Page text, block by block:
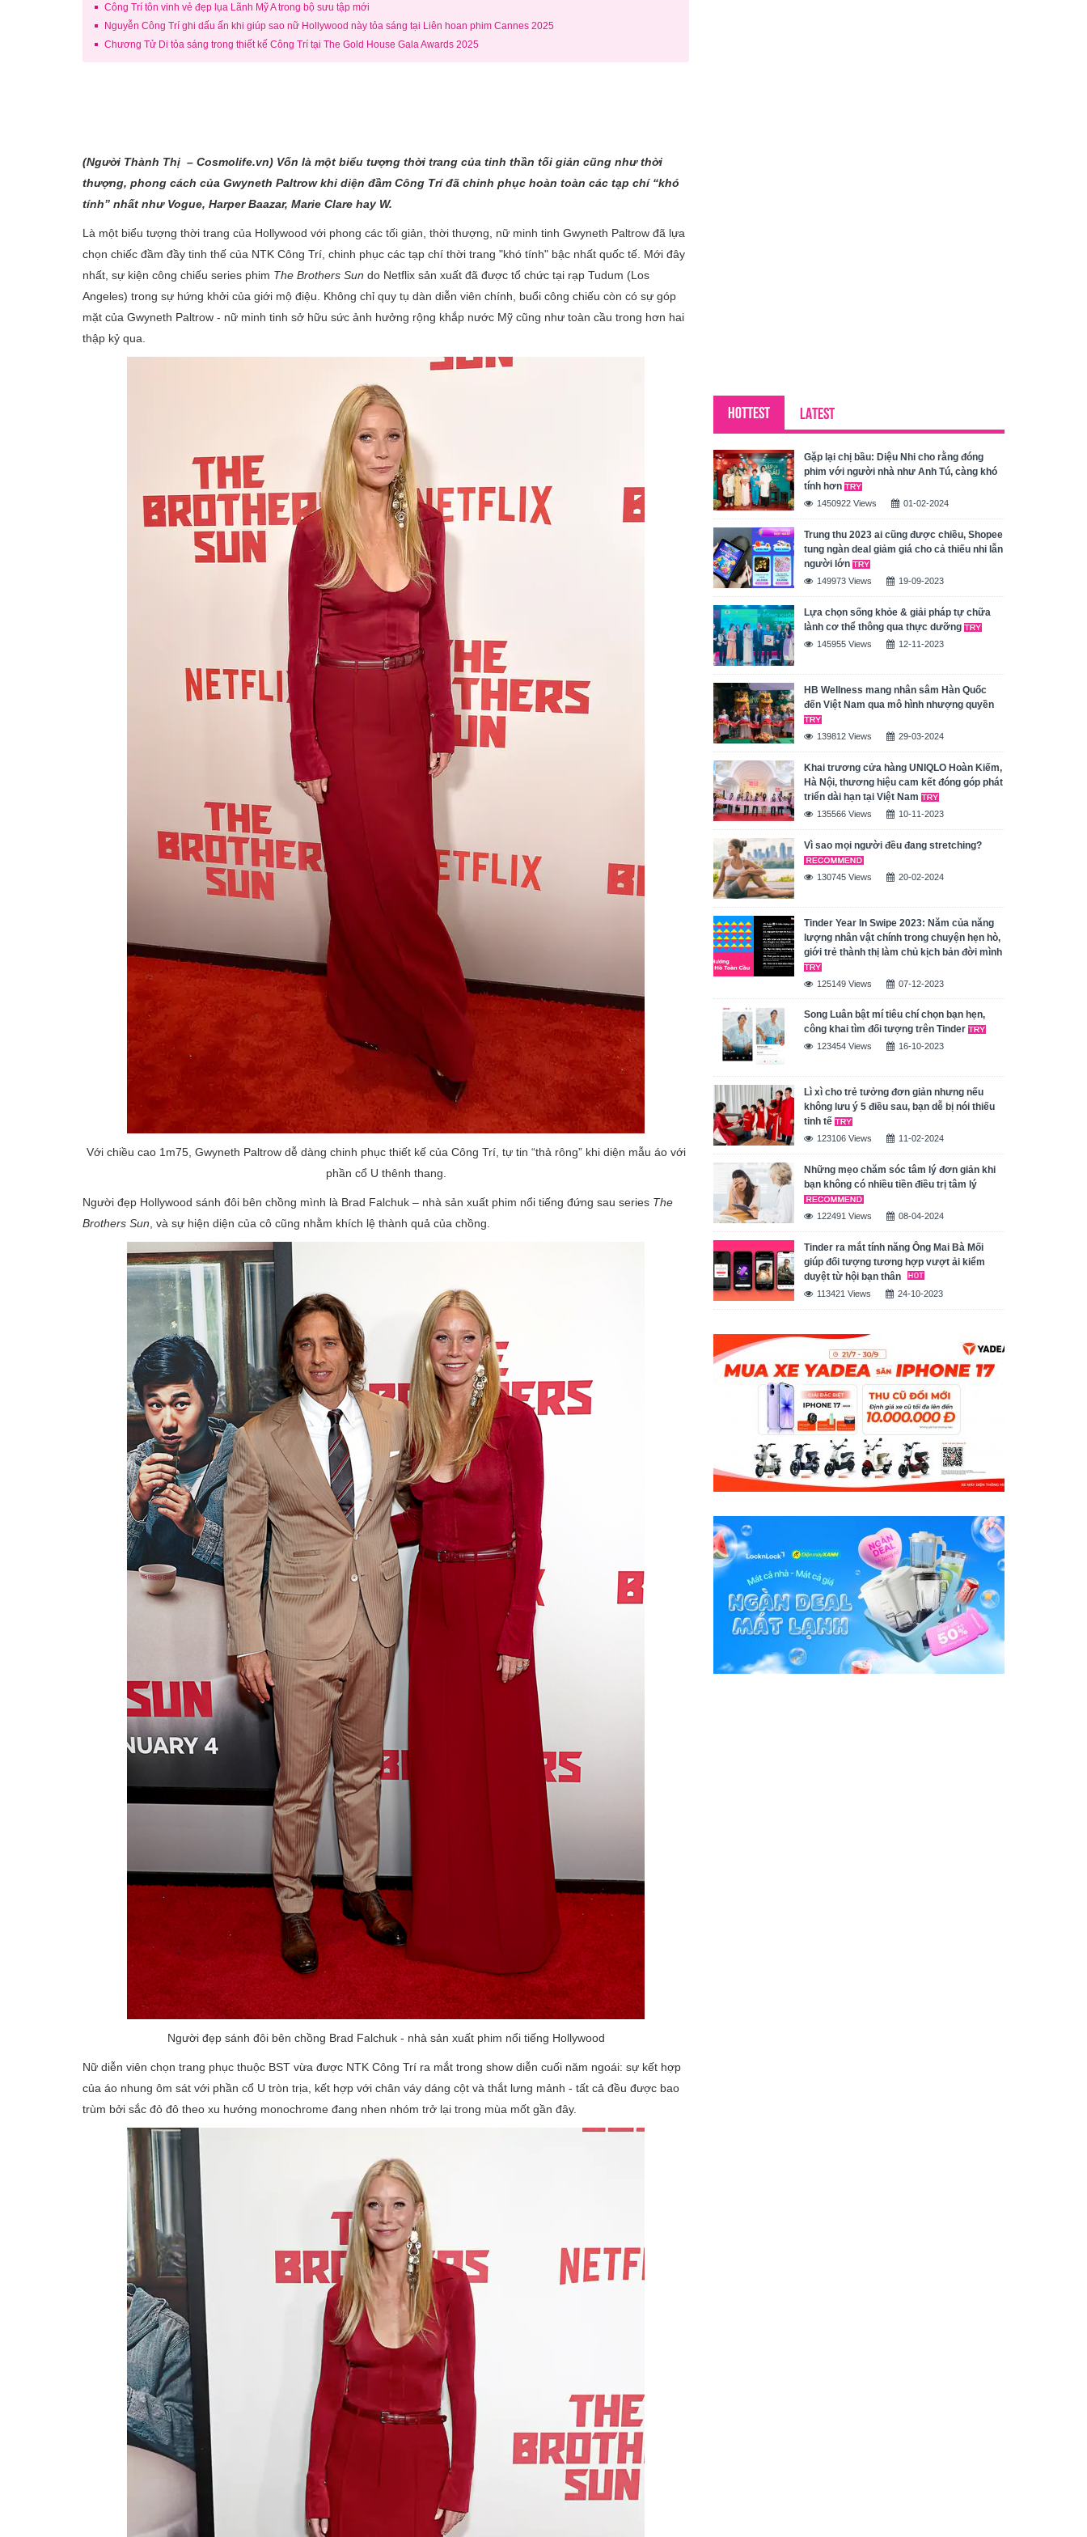
Công Trí tôn vinh vẻ đẹp lụa Lãnh Mỹ A trong bộ sưu tập mới
Nguyễn Công Trí ghi dấu ấn khi giúp sao nữ Hollywood này tỏa sáng tại Liên hoan phim Cannes 2025
Chương Tử Di tỏa sáng trong thiết kế Công Trí tại The Gold House Gala Awards 2025
(Người Thành Thị – Cosmolife.vn) Vốn là một biểu tượng thời trang của tinh thần tối giản cũng như thời
thượng, phong cách của Gwyneth Paltrow khi diện đầm Công Trí đã chinh phục hoàn toàn các tạp chí “khó
tính” nhất như Vogue, Harper Baazar, Marie Clare hay W.
Là một biểu tượng thời trang của Hollywood với phong các tối giản, thời thượng, nữ minh tinh Gwyneth Paltrow đã lựa
chọn chiếc đầm đầy tinh thế của NTK Công Trí, chinh phục các tạp chí thời trang "khó tính" bậc nhất quốc tế. Mới đây
nhất, sự kiện công chiếu series phim The Brothers Sun do Netflix sản xuất đã được tổ chức tại rạp Tudum (Los
Angeles) trong sự hứng khởi của giới mộ điệu. Không chỉ quy tụ dàn diễn viên chính, buổi công chiếu còn có sự góp
mặt của Gwyneth Paltrow - nữ minh tinh sở hữu sức ảnh hưởng rộng khắp nước Mỹ cũng như toàn cầu trong hơn hai
thập kỷ qua.
Với chiều cao 1m75, Gwyneth Paltrow dễ dàng chinh phục thiết kế của Công Trí, tự tin “thả rông” khi diện mẫu áo với
phần cổ U thênh thang.
Người đẹp Hollywood sánh đôi bên chồng mình là Brad Falchuk – nhà sản xuất phim nổi tiếng đứng sau series The
Brothers Sun , và sự hiện diện của cô cũng nhằm khích lệ thành quả của chồng.
Người đẹp sánh đôi bên chồng Brad Falchuk - nhà sản xuất phim nổi tiếng Hollywood
Nữ diễn viên chọn trang phục thuộc BST vừa được NTK Công Trí ra mắt trong show diễn cuối năm ngoái: sự kết hợp
của áo nhung ôm sát với phần cổ U tròn trịa, kết hợp với chân váy dáng cột và thắt lưng mảnh - tất cả đều được bao
trùm bởi sắc đỏ đô theo xu hướng monochrome đang nhen nhóm trở lại trong mùa mốt gần đây.
HOTTEST LATEST
Gặp lại chị bầu: Diệu Nhi cho rằng đóng
phim với người nhà như Anh Tú, càng khó
tính hơn
1450922 Views 01-02-2024
Trung thu 2023 ai cũng được chiều, Shopee
tung ngàn deal giảm giá cho cả thiếu nhi lẫn
người lớn
149973 Views 19-09-2023
Lựa chọn sống khỏe & giải pháp tự chữa
lành cơ thể thông qua thực dưỡng
145955 Views 12-11-2023
HB Wellness mang nhân sâm Hàn Quốc
đến Việt Nam qua mô hình nhượng quyền
139812 Views 29-03-2024
Khai trương cửa hàng UNIQLO Hoàn Kiếm,
Hà Nội, thương hiệu cam kết đóng góp phát
triển dài hạn tại Việt Nam
135566 Views 10-11-2023
Vì sao mọi người đều đang stretching?
130745 Views 20-02-2024
Tinder Year In Swipe 2023: Năm của năng
lượng nhân vật chính trong chuyện hẹn hò,
giới trẻ thành thị làm chủ kịch bản đời mình
125149 Views 07-12-2023
Song Luân bật mí tiêu chí chọn bạn hẹn,
công khai tìm đối tượng trên Tinder
123454 Views 16-10-2023
Lì xì cho trẻ tưởng đơn giản nhưng nếu
không lưu ý 5 điều sau, bạn dễ bị nói thiếu
tinh tế
123106 Views 11-02-2024
Những mẹo chăm sóc tâm lý đơn giản khi
bạn không có nhiều tiền điều trị tâm lý
122491 Views 08-04-2024
Tinder ra mắt tính năng Ông Mai Bà Mối
giúp đối tượng tương hợp vượt ải kiểm
duyệt từ hội bạn thân
113421 Views 24-10-2023